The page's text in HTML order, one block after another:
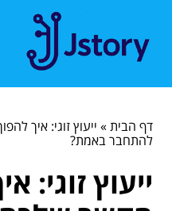
דף הבית» ייעוץ זוגי: איך
להתחבר באמת?
ייעוץ זוגי: